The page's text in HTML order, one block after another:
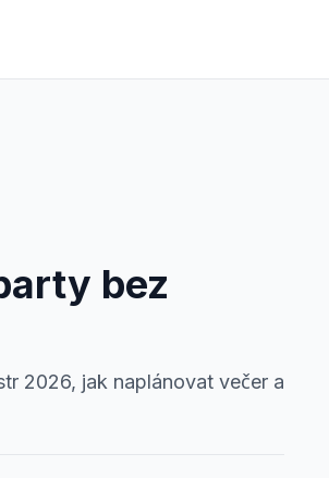
bez
2026, jak naplánovat večer a